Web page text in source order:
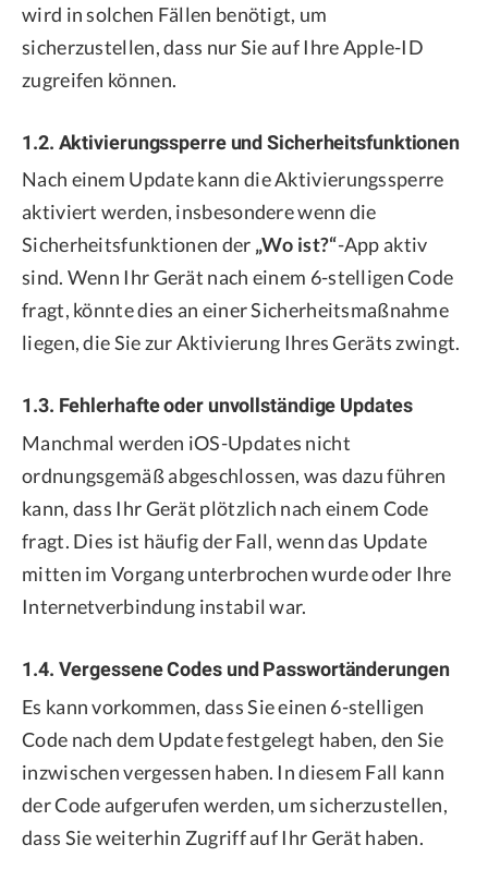
wird in solchen Fällen benötigt, um
sicherzustellen, dass nur Sie auf Ihre Apple-ID
zugreifen können.
1.2. Aktivierungssperre und Sicherheitsfunktionen
Nach einem Update kann die Aktivierungssperre
aktiviert werden, insbesondere wenn die
Sicherheitsfunktionen der „Wo ist?“-App aktiv
sind. Wenn Ihr Gerät nach einem 6-stelligen Code
fragt, könnte dies an einer Sicherheitsmaßnahme
liegen, die Sie zur Aktivierung Ihres Geräts zwingt.
1.3. Fehlerhafte oder unvollständige Updates
Manchmal werden iOS-Updates nicht
ordnungsgemäß abgeschlossen, was dazu führen
kann, dass Ihr Gerät plötzlich nach einem Code
fragt. Dies ist häufig der Fall, wenn das Update
mitten im Vorgang unterbrochen wurde oder Ihre
Internetverbindung instabil war.
1.4. Vergessene Codes und Passwortänderungen
Es kann vorkommen, dass Sie einen 6-stelligen
Code nach dem Update festgelegt haben, den Sie
inzwischen vergessen haben. In diesem Fall kann
der Code aufgerufen werden, um sicherzustellen,
dass Sie weiterhin Zugriff auf Ihr Gerät haben.